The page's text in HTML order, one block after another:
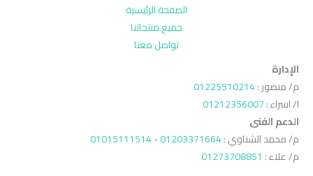
الصفحة الرئيسية
جميع منتجاتنا
تواصل معنا
الإدارة
م/ منصور :01225510214
ا/ اسراء :01212356007
الدعم الفنى
م/ محمد الشناوي :01203371664
-
01015111514
م/ علاء : 01273708851